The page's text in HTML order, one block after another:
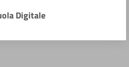
Digitale